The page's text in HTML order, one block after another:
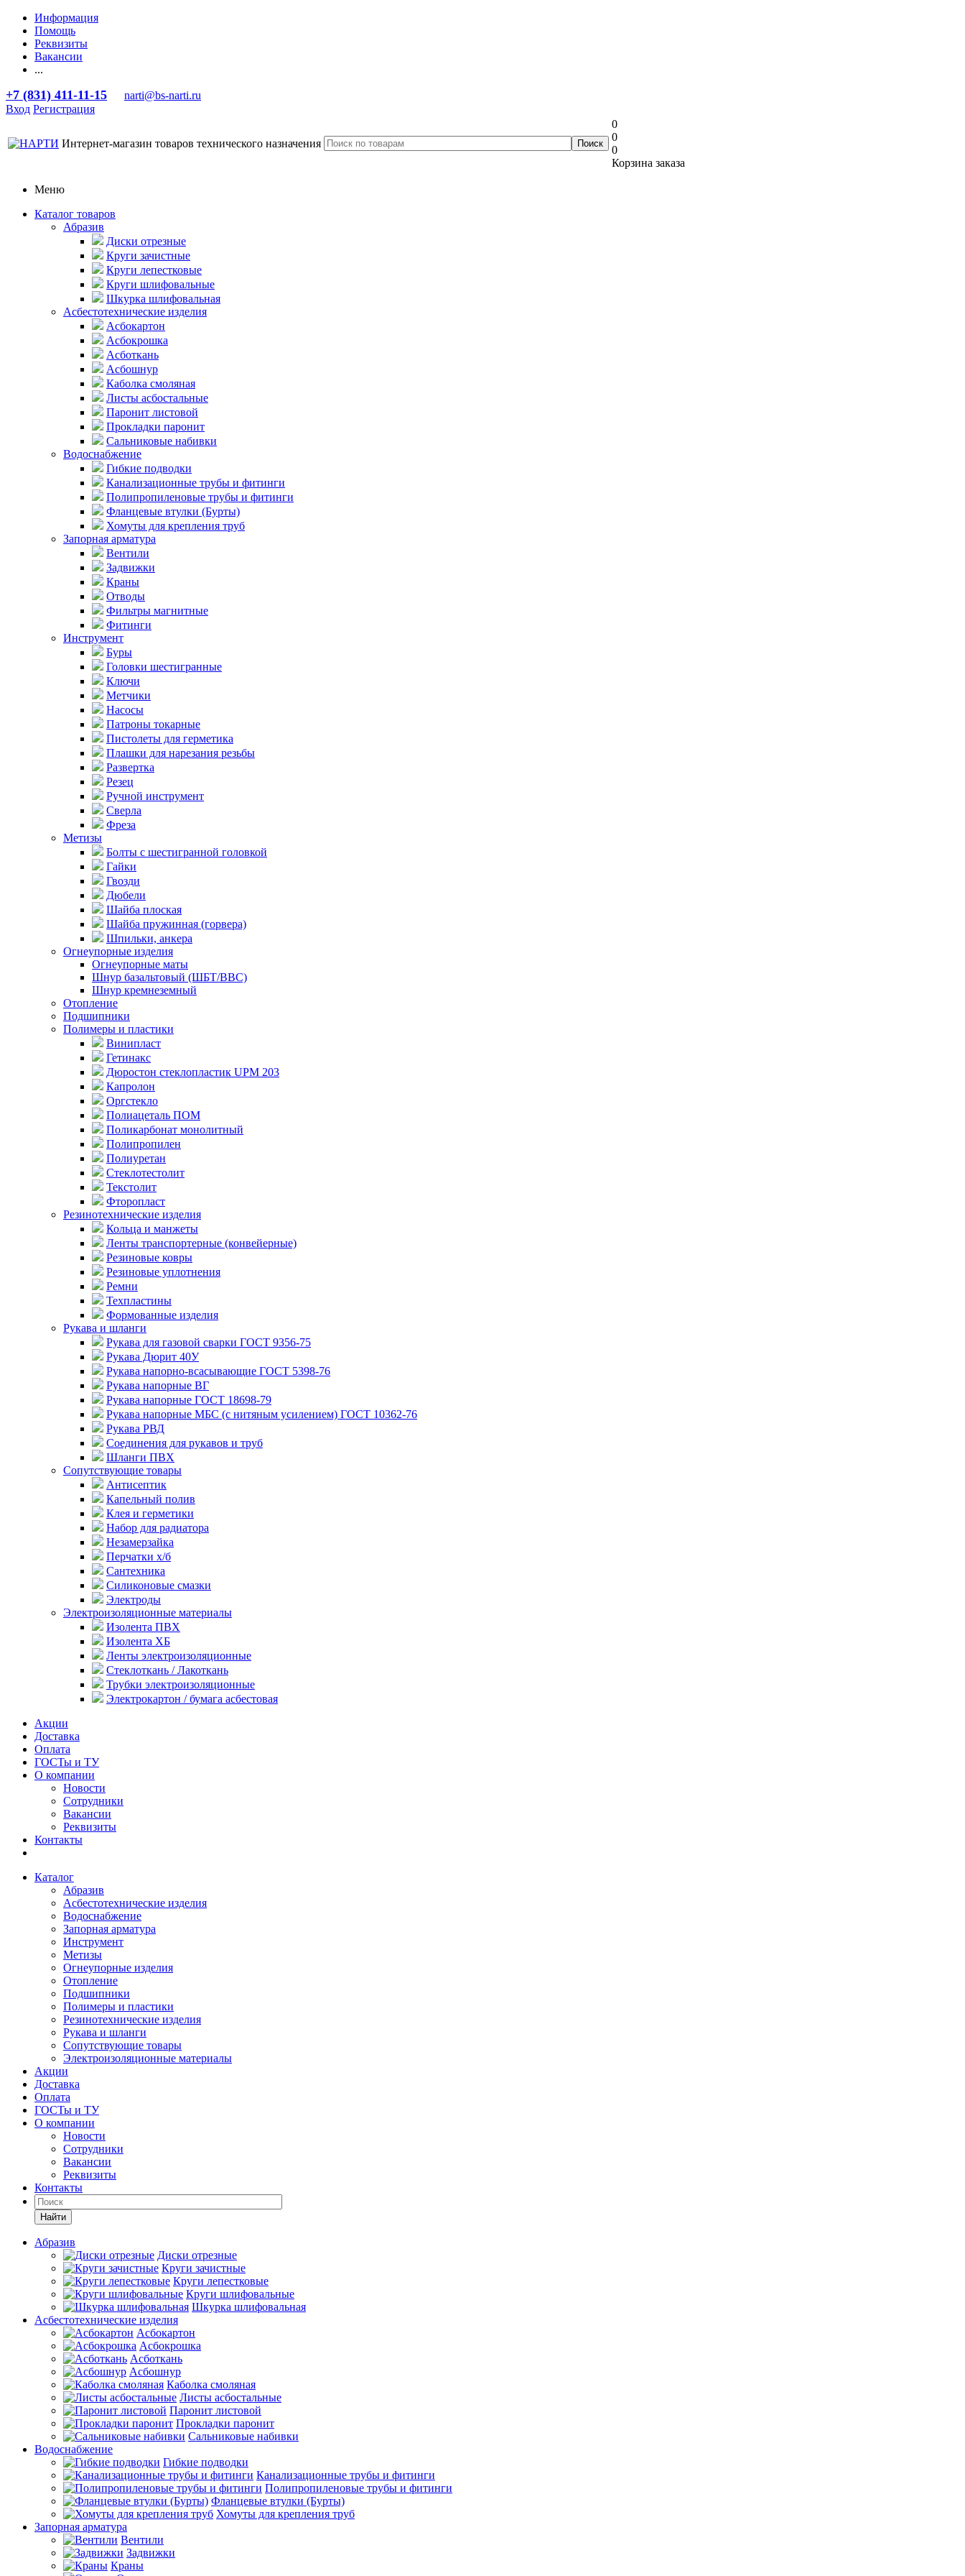
Информация
Помощь
Реквизиты
Вакансии
...
+7 (831) 411-11-15
narti@bs-narti.ru
Вход Регистрация
Интернет-магазин товаров технического назначения
0
0
0
Корзина заказа
Меню
Каталог товаров
Абразив
Диски отрезные
Круги зачистные
Круги лепестковые
Круги шлифовальные
Шкурка шлифовальная
Асбестотехнические изделия
Асбокартон
Асбокрошка
Асботкань
Асбошнур
Каболка смоляная
Листы асбостальные
Паронит листовой
Прокладки паронит
Сальниковые набивки
Водоснабжение
Гибкие подводки
Канализационные трубы и фитинги
Полипропиленовые трубы и фитинги
Фланцевые втулки (Бурты)
Хомуты для крепления труб
Запорная арматура
Вентили
Задвижки
Краны
Отводы
Фильтры магнитные
Фитинги
Инструмент
Буры
Головки шестигранные
Ключи
Метчики
Насосы
Патроны токарные
Пистолеты для герметика
Плашки для нарезания резьбы
Развертка
Резец
Ручной инструмент
Сверла
Фреза
Метизы
Болты с шестигранной головкой
Гайки
Гвозди
Дюбели
Шайба плоская
Шайба пружинная (горвера)
Шпильки, анкера
Огнеупорные изделия
Огнеупорные маты
Шнур базальтовый (ШБТ/ВВС)
Шнур кремнеземный
Отопление
Подшипники
Полимеры и пластики
Винипласт
Гетинакс
Дюростон стеклопластик UPM 203
Капролон
Оргстекло
Полиацеталь ПОМ
Поликарбонат монолитный
Полипропилен
Полиуретан
Стеклотестолит
Текстолит
Фторопласт
Резинотехнические изделия
Кольца и манжеты
Ленты транспортерные (конвейерные)
Резиновые ковры
Резиновые уплотнения
Ремни
Техпластины
Формованные изделия
Рукава и шланги
Рукава для газовой сварки ГОСТ 9356-75
Рукава Дюрит 40У
Рукава напорно-всасывающие ГОСТ 5398-76
Рукава напорные ВГ
Рукава напорные ГОСТ 18698-79
Рукава напорные МБС (с нитяным усилением) ГОСТ 10362-76
Рукава РВД
Соединения для рукавов и труб
Шланги ПВХ
Сопутствующие товары
Антисептик
Капельный полив
Клея и герметики
Набор для радиатора
Незамерзайка
Перчатки х/б
Сантехника
Силиконовые смазки
Электроды
Электроизоляционные материалы
Изолента ПВХ
Изолента ХБ
Ленты электроизоляционные
Стеклоткань / Лакоткань
Трубки электроизоляционные
Электрокартон / бумага асбестовая
Акции
Доставка
Оплата
ГОСТы и ТУ
О компании
Новости
Сотрудники
Вакансии
Реквизиты
Контакты
Каталог
Абразив
Асбестотехнические изделия
Водоснабжение
Запорная арматура
Инструмент
Метизы
Огнеупорные изделия
Отопление
Подшипники
Полимеры и пластики
Резинотехнические изделия
Рукава и шланги
Сопутствующие товары
Электроизоляционные материалы
Акции
Доставка
Оплата
ГОСТы и ТУ
О компании
Новости
Сотрудники
Вакансии
Реквизиты
Контакты
Найти
Абразив
Диски отрезные
Круги зачистные
Круги лепестковые
Круги шлифовальные
Шкурка шлифовальная
Асбестотехнические изделия
Асбокартон
Асбокрошка
Асботкань
Асбошнур
Каболка смоляная
Листы асбостальные
Паронит листовой
Прокладки паронит
Сальниковые набивки
Водоснабжение
Гибкие подводки
Канализационные трубы и фитинги
Полипропиленовые трубы и фитинги
Фланцевые втулки (Бурты)
Хомуты для крепления труб
Запорная арматура
Вентили
Задвижки
Краны